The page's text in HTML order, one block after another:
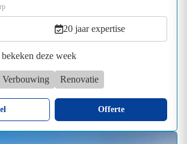
20 jaar expertise
deze week
Verbouwing Renovatie
Offerte